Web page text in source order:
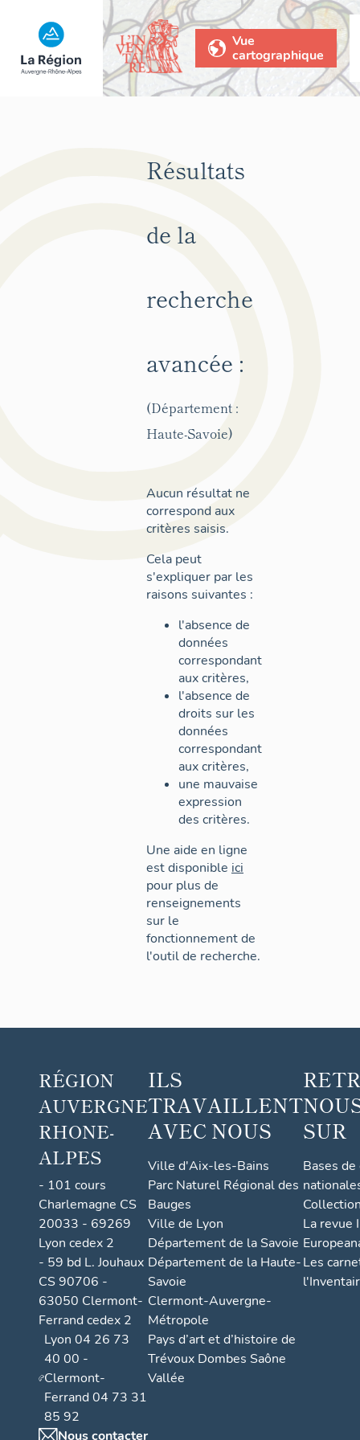
Vue
cartographique
Résultats
de la
recherche
avancée :
(Département :
Haute-Savoie)
Aucun résultat ne
correspond aux
critères saisis.
Cela peut
s'expliquer par les
raisons suivantes :
l'absence de
données
correspondant
aux critères,
l'absence de
droits sur les
données
correspondant
aux critères,
une mauvaise
expression
des critères.
Une aide en ligne
est disponible ici
pour plus de
renseignements
sur le
fonctionnement de
l'outil de recherche.
RÉGION
AUVERGNE
RHONE-
ALPES
- 101 cours
Charlemagne CS
20033 - 69269
Lyon cedex 2
- 59 bd L. Jouhaux
CS 90706 -
63050 Clermont-
Ferrand cedex 2
Lyon 04 26 73
40 00 -
Clermont-
Ferrand 04 73 31
85 92
Nous contacter
ILS
TRAVAILLENT
AVEC NOUS
Ville d'Aix-les-Bains
Parc Naturel Régional des
Bauges
Ville de Lyon
Département de la Savoie
Département de la Haute-
Savoie
Clermont-Auvergne-
Métropole
Pays d’art et d’histoire de
Trévoux Dombes Saône
Vallée
SUR
Bases
La revue
Les